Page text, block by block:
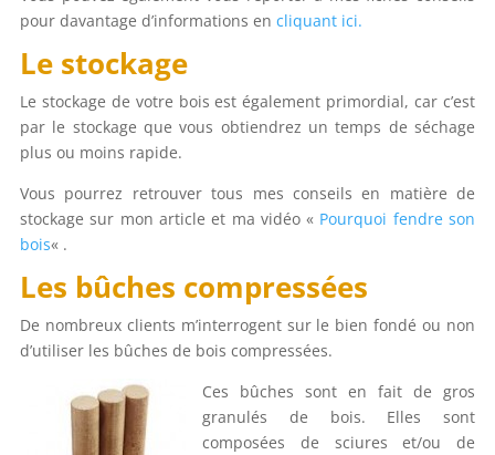
pour davantage d’informations en cliquant ici.
Le stockage
Le stockage de votre bois est également primordial, car c’est
par le stockage que vous obtiendrez un temps de séchage
plus ou moins rapide.
Vous pourrez retrouver tous mes conseils en matière de
stockage sur mon article et ma vidéo « Pourquoi fendre son
bois« .
Les bûches compressées
De nombreux clients m’interrogent sur le bien fondé ou non
d’utiliser les bûches de bois compressées.
Ces bûches sont en fait de gros
granulés de bois. Elles sont
composées de sciures et/ou de